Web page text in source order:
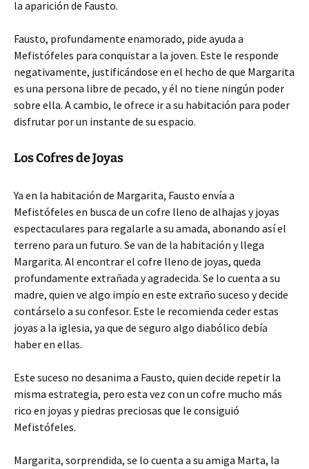
la aparición de Fausto.
Fausto, profundamente enamorado, pide ayuda a
Mefistófeles para conquistar a la joven. Este le responde
negativamente, justificándose en el hecho de que Margarita
es una persona libre de pecado, y él no tiene ningún poder
sobre ella. A cambio, le ofrece ir a su habitación para poder
disfrutar por un instante de su espacio.
Los Cofres de Joyas
Ya en la habitación de Margarita, Fausto envía a
Mefistófeles en busca de un cofre lleno de alhajas y joyas
espectaculares para regalarle a su amada, abonando así el
terreno para un futuro. Se van de la habitación y llega
Margarita. Al encontrar el cofre lleno de joyas, queda
profundamente extrañada y agradecida. Se lo cuenta a su
madre, quien ve algo impío en este extraño suceso y decide
contárselo a su confesor. Este le recomienda ceder estas
joyas a la iglesia, ya que de seguro algo diabólico debía
haber en ellas.
Este suceso no desanima a Fausto, quien decide repetir la
misma estrategia, pero esta vez con un cofre mucho más
rico en joyas y piedras preciosas que le consiguió
Mefistófeles.
Margarita, sorprendida, se lo cuenta a su amiga Marta, la